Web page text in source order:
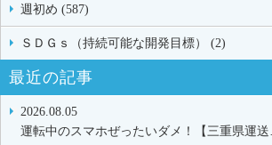
週初め (587)
ＳＤＧｓ（持続可能な開発目標） (2)
最近の記事
2026.08.05
運転中のスマホぜったいダメ！【三重県運送